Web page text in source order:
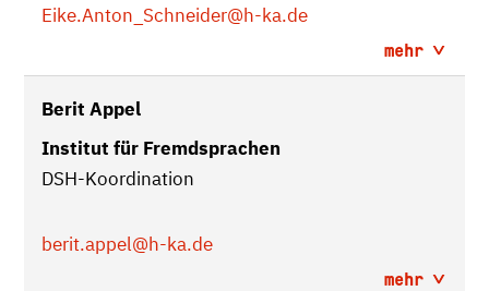
Eike.Anton_Schneider@h-ka.de
mehr
Berit Appel
Institut für Fremdsprachen
DSH-Koordination
berit.appel@h-ka.de
mehr